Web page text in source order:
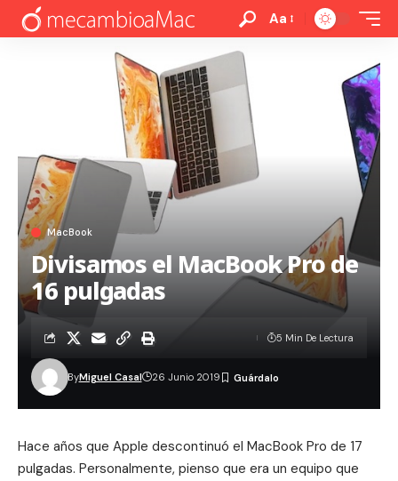
Aa
MacBook
Divisamos el MacBook Pro de
16 pulgadas
ByMiguel Casal 26 Junio 2019
5 Min De Lectura
Hace años que Apple descontinuó el MacBook Pro de 17
pulgadas. Personalmente, pienso que era un equipo que